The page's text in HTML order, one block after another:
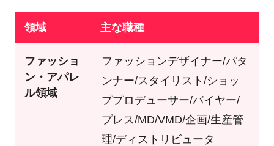
領域 主な職種
ファッショ
ン・アパレ
ル領域
ファッションデザイナー/パタ
ンナー/スタイリスト/ショッ
ププロデューサー/バイヤー/
プレス/MD/VMD/企画/生産管
理/ディストリビュータ